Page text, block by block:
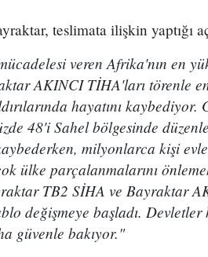
teslimata ilişkin yaptığı
veren Afrika'nın en
AKINCI TİHA'ları törenle
hayatını
48'i Sahel bölgesinde
milyonlarca kişi
ülke parçalanmalarını
TB2 SİHA ve Bayraktar
değişmeye başladı.
güvenle bakıyor."